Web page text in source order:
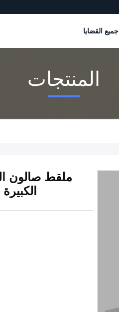
جميع القضايا
المنتجات
ملقط صالون
الكبيرة من